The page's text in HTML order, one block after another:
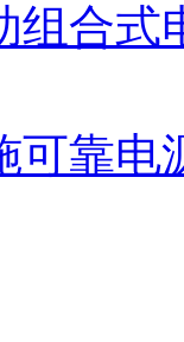
组合式
可靠电